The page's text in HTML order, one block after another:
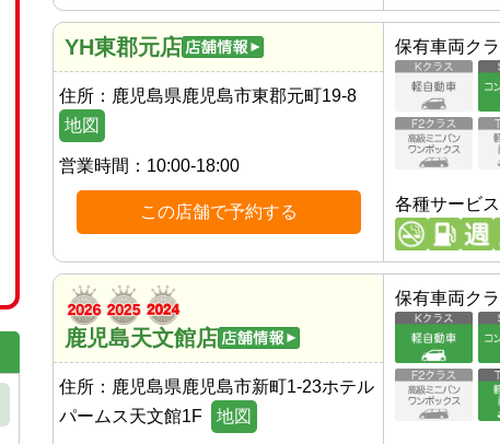
YH東郡元店
住所： 鹿児島県鹿児島市東郡元町19-8
地図
営業時間： 10:00-18:00
この店舗で予約する
保有車両ク
各種サービス
鹿児島天文館店
住所： 鹿児島県鹿児島市新町1-23ホテル
パームス天文館1F
地図
保有車両ク